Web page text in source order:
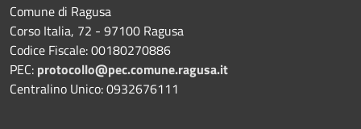
Comune di Ragusa
Corso Italia, 72 - 97100 Ragusa
Codice Fiscale: 00180270886
PEC: protocollo@pec.comune.ragusa.it
Centralino Unico: 0932676111